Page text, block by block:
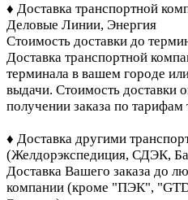
♦ Доставка транспортной
Деловые Линии, Энергия
Стоимость доставки до
Доставка транспортной
терминала в вашем городе
выдачи. Стоимость доставки
получении заказа по
♦ Доставка другими
(Желдорэкспедиция, СДЭК,
Доставка Вашего заказа до
компании (кроме "ПЭК",